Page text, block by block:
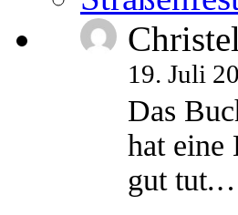
19. Juli
Das
hat eine
gut